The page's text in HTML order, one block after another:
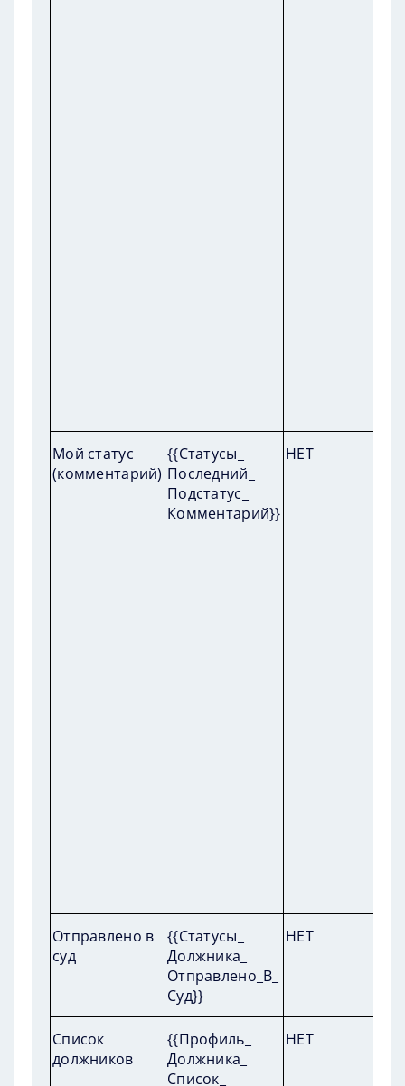
Мой статус
(комментарий)
{{Статусы_
Последний_
Подстатус_
Комментарий}}
НЕТ
Отправлено в
суд
{{Статусы_
Должника_
Отправлено_В_
Суд}}
НЕТ
Список
должников
{{Профиль_
Должника_
Список_
НЕТ